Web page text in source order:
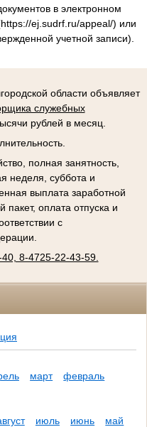
в электронном
ej.sudrf.ru/appeal/) или
учетной записи).
области объявляет
служебных
рублей в месяц.
полная занятность,
неделя, суббота и
выплата заработной
оплата отпуска и
с
8-4725-22-43-59.
март
февраль
июль июнь
май